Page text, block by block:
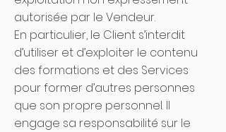
autorisée par le Vendeur.
En particulier, le Client s’interdit
d’utiliser et d’exploiter le contenu
des formations et des Services
pour former d’autres personnes
que son propre personnel. Il
engage sa responsabilité sur le